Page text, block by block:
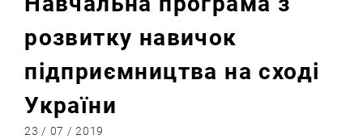
розвитку навичок
підприємництва на сході
України
23 / 07 / 2019